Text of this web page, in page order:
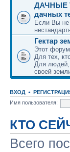
ДАЧНЫЕ
дачных
Если Вы не
Гектар
Этот
Для тех,
Для людей,
своей
ВХОД •
Имя пользователя:
КТО
Всего